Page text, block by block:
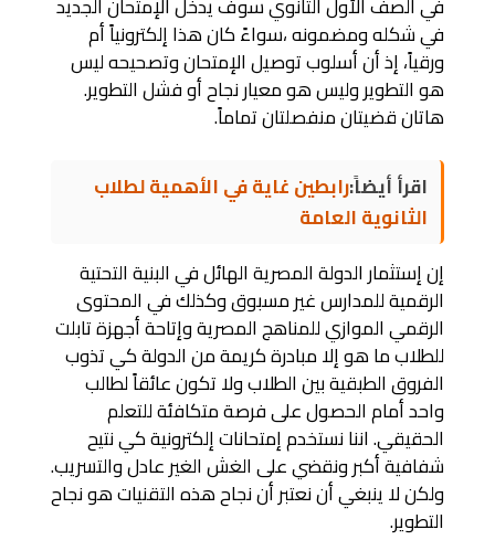
في الصف الأول الثانوي سوف يدخل الإمتحان الجديد
في شكله ومضمونه ،سواءً كان هذا إلكترونياً أم
ورقياً، إذ أن أسلوب توصيل الإمتحان وتصحيحه ليس
هو التطوير وليس هو معيار نجاح أو فشل التطوير.
هاتان قضيتان منفصلتان تماماً.
اقرأ أيضاً:رابطين غاية في الأهمية لطلاب
الثانوية العامة
إن إستثمار الدولة المصرية الهائل في البنية التحتية
الرقمية للمدارس غير مسبوق وكذلك في المحتوى
الرقمي الموازي للمناهج المصرية وإتاحة أجهزة تابلت
للطلاب ما هو إلا مبادرة كريمة من الدولة كي تذوب
الفروق الطبقية بين الطلاب ولا تكون عائقاً لطالب
واحد أمام الحصول على فرصة متكافئة للتعلم
الحقيقي. اننا نستخدم إمتحانات إلكترونية كي نتيح
شفافية أكبر ونقضي على الغش الغير عادل والتسريب.
ولكن لا ينبغي أن نعتبر أن نجاح هذه التقنيات هو نجاح
التطوير.